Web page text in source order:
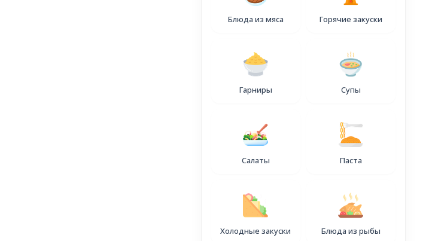
Блюда из мяса Горячие закуски
Гарниры Супы
Салаты Паста
Холодные закуски Блюда из рыбы